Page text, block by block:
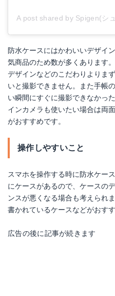
防水ケースにはかわいいデザイ
気商品のため数が多くあります
デザインなどのこだわりよりま
いと撮影できません。また手帳
い瞬間にすぐに撮影できなかっ
インカメラも使いたい場合は両
がおすすめです。
操作しやすいこと
スマホを操作する時に防水ケー
にケースがあるので、ケースの
ンスが悪くなる場合も考えられ
書かれているケースなどがおすす
広告の後に記事が続きます